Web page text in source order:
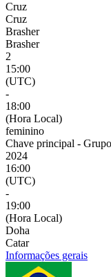
Cruz
Cruz
Brasher
Brasher
2
15:00
(UTC)
-
18:00
(Hora Local)
feminino
Chave principal -
2024
16:00
(UTC)
-
19:00
(Hora Local)
Doha
Catar
Informações gerais